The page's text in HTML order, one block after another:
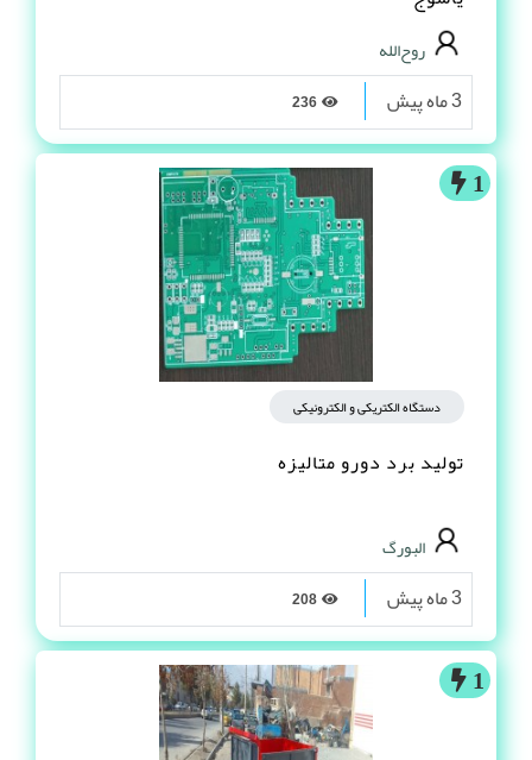
روح‌الله
3 ماه پیش
1
دستگاه الکتریکی و الکترونیکی
تولید برد دورو متالیزه
البورگ
3 ماه پیش
1